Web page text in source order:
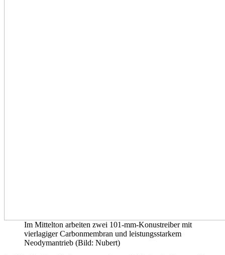
Im Mittelton arbeiten zwei 101-mm-Konustreiber mit
vierlagiger Carbonmembran und leistungsstarkem
Neodymantrieb (Bild: Nubert)